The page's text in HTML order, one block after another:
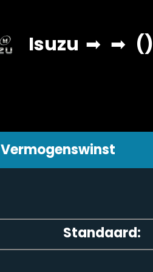
Isuzu ➡ ➡ ()
Vermogenswinst
Standaard: